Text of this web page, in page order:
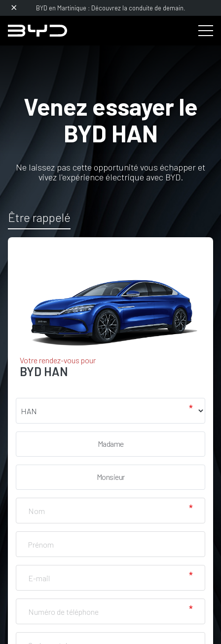
BYD en Martinique : Découvrez la conduite de demain.
Venez essayer le
BYD HAN
Ne laissez pas cette opportunité vous échapper et
vivez l'expérience électrique avec BYD.
Être rappelé
Votre rendez-vous pour
BYD HAN
Madame
Monsieur